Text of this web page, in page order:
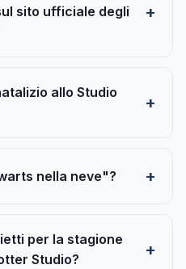
sito ufficiale degli
allo Studio
nella neve"?
per la stagione
Studio?